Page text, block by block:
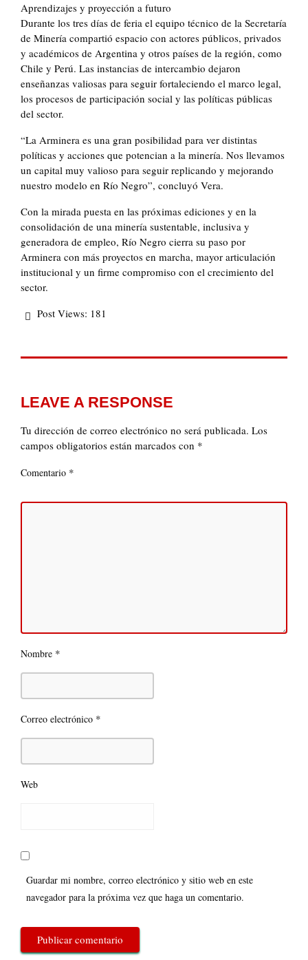
Aprendizajes y proyección a futuro
Durante los tres días de feria el equipo técnico de la Secretaría
de Minería compartió espacio con actores públicos, privados
y académicos de Argentina y otros países de la región, como
Chile y Perú. Las instancias de intercambio dejaron
enseñanzas valiosas para seguir fortaleciendo el marco legal,
los procesos de participación social y las políticas públicas
del sector.
“La Arminera es una gran posibilidad para ver distintas
políticas y acciones que potencian a la minería. Nos llevamos
un capital muy valioso para seguir replicando y mejorando
nuestro modelo en Río Negro”, concluyó Vera.
Con la mirada puesta en las próximas ediciones y en la
consolidación de una minería sustentable, inclusiva y
generadora de empleo, Río Negro cierra su paso por
Arminera con más proyectos en marcha, mayor articulación
institucional y un firme compromiso con el crecimiento del
sector.
Post Views: 181
LEAVE A RESPONSE
Tu dirección de correo electrónico no será publicada. Los
campos obligatorios están marcados con *
Comentario *
Nombre *
Correo electrónico *
Web
Guardar mi nombre, correo electrónico y sitio web en este
navegador para la próxima vez que haga un comentario.